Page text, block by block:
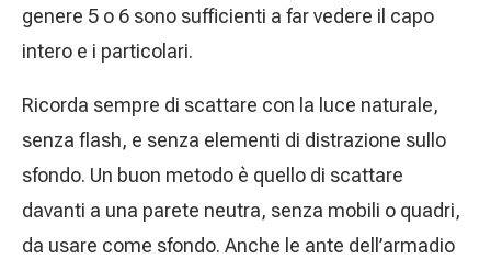
genere 5 o 6 sono sufficienti a far vedere il capo
intero e i particolari.
Ricorda sempre di scattare con la luce naturale,
senza flash, e senza elementi di distrazione sullo
sfondo. Un buon metodo è quello di scattare
davanti a una parete neutra, senza mobili o quadri,
da usare come sfondo. Anche le ante dell’armadio